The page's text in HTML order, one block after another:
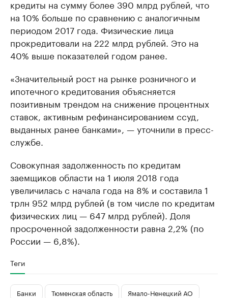
кредиты на сумму более 390 млрд рублей, что
на 10% больше по сравнению с аналогичным
периодом 2017 года. Физические лица
прокредитовали на 222 млрд рублей. Это на
40% выше показателей годом ранее.
«Значительный рост на рынке розничного и
ипотечного кредитования объясняется
позитивным трендом на снижение процентных
ставок, активным рефинансированием ссуд,
выданных ранее банками», — уточнили в пресс-
службе.
Совокупная задолженность по кредитам
заемщиков области на 1 июля 2018 года
увеличилась с начала года на 8% и составила 1
трлн 952 млрд рублей (в том числе по кредитам
физических лиц — 647 млрд рублей). Доля
просроченной задолженности равна 2,2% (по
России — 6,8%).
Теги
Банки Тюменская область
Ямало-Ненецкий АО